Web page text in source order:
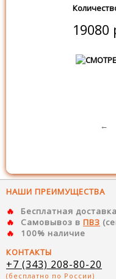
19080
←
НАШИ ПРЕИМУЩЕСТВА
Бесплатная
Самовывоз в ПВЗ
100% наличие
КОНТАКТЫ
+7 (343) 208-80-20
(бесплатно по России)